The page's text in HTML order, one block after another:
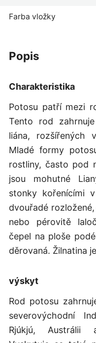
popis
Charakteristika
Potosu patří mezi
Tento rod
liána, rozšířených
Mladé formy
rostliny, často pod
jsou mohutné
stonky kořenícími
dvouřadé
nebo pérovitě
čepel na ploše
děrovaná. Žilnatina
výskyt
Rod potosu
severovýchodní
Rjúkjú, Austrálii
Farba vložky